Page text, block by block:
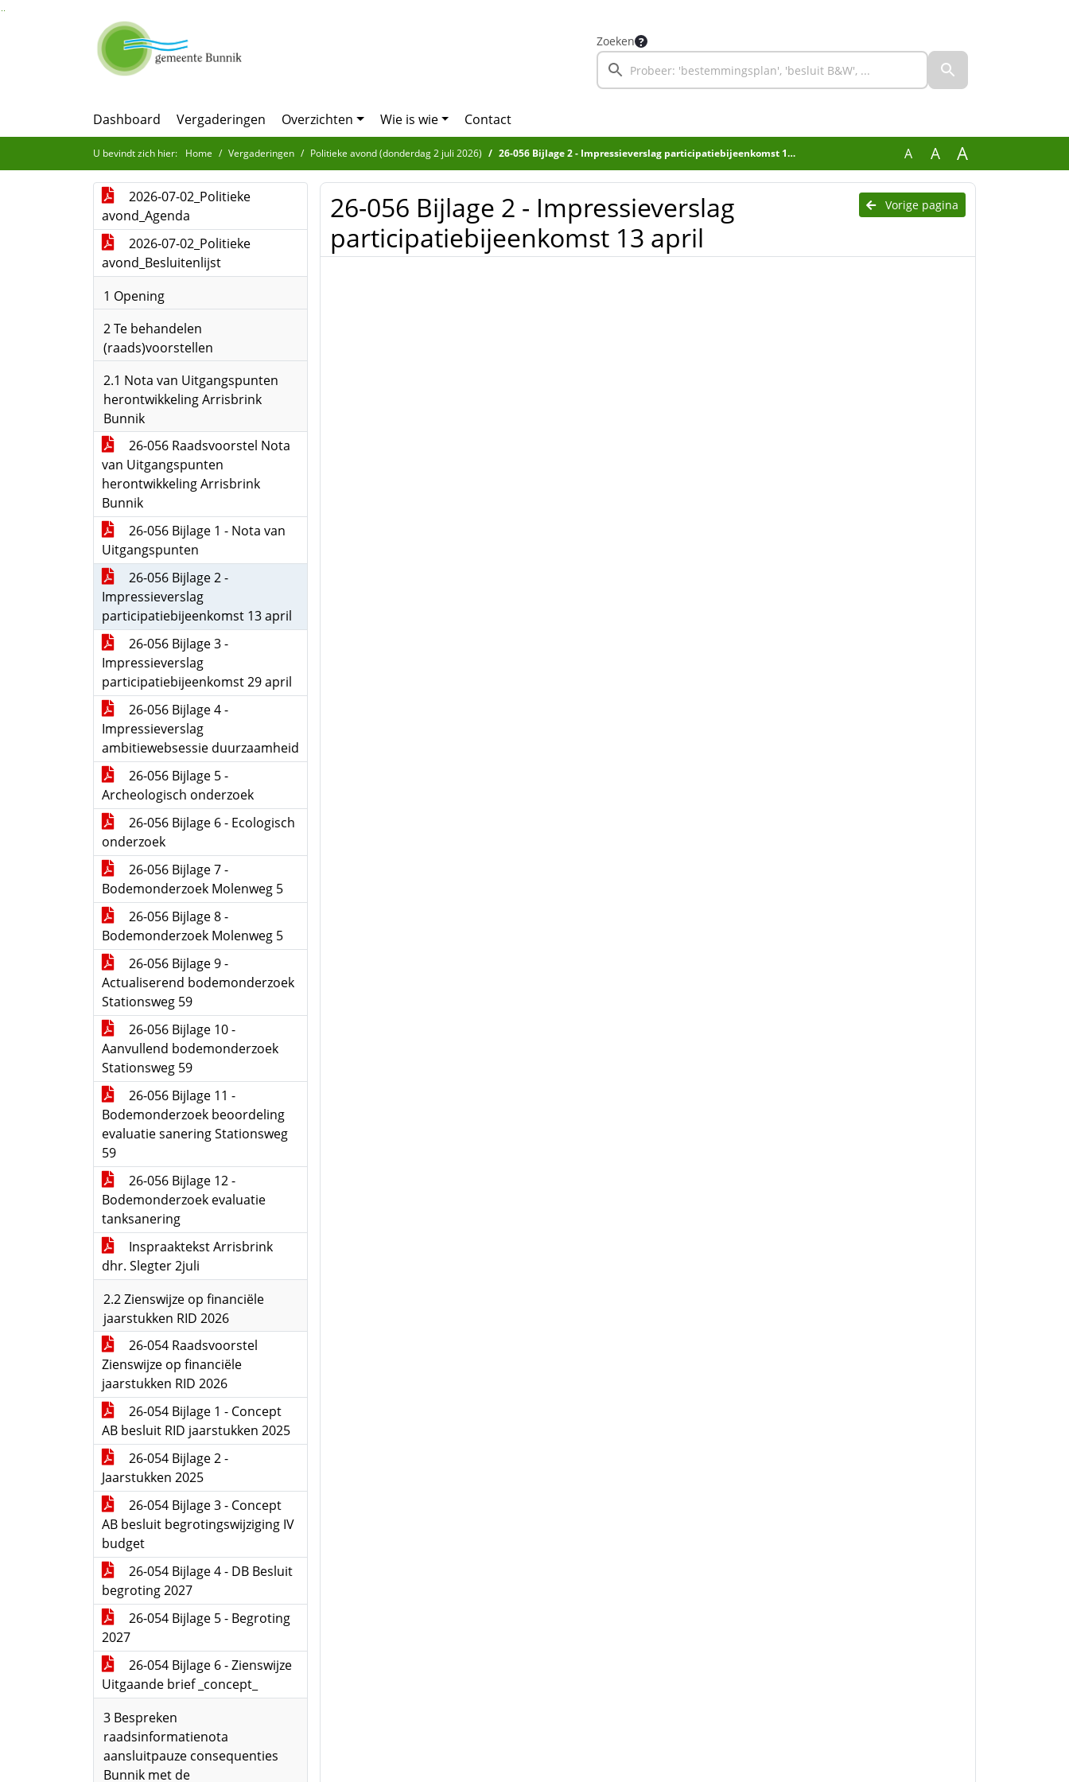
Ga naar de inhoud van deze pagina
Ga naar het zoeken
Ga naar het menu
Zoeken
Dashboard Vergaderingen Overzichten Wie is wie Contact
U bevindt zich hier: Home Vergaderingen Politieke avond (donderdag 2 juli 2026) 26-056 Bijlage 2 - Impressieverslag participatiebijeenkomst 13 april A A A
2026-07-02_Politieke
avond_Agenda
2026-07-02_Politieke
avond_Besluitenlijst
1 Opening
2 Te behandelen
(raads)voorstellen
2.1 Nota van Uitgangspunten
herontwikkeling Arrisbrink
Bunnik
26-056 Raadsvoorstel Nota
van Uitgangspunten
herontwikkeling Arrisbrink
Bunnik
26-056 Bijlage 1 - Nota van
Uitgangspunten
26-056 Bijlage 2 -
Impressieverslag
participatiebijeenkomst 13 april
26-056 Bijlage 3 -
Impressieverslag
participatiebijeenkomst 29 april
26-056 Bijlage 4 -
Impressieverslag
ambitiewebsessie duurzaamheid
26-056 Bijlage 5 -
Archeologisch onderzoek
26-056 Bijlage 6 - Ecologisch
onderzoek
26-056 Bijlage 7 -
Bodemonderzoek Molenweg 5
26-056 Bijlage 8 -
Bodemonderzoek Molenweg 5
26-056 Bijlage 9 -
Actualiserend bodemonderzoek
Stationsweg 59
26-056 Bijlage 10 -
Aanvullend bodemonderzoek
Stationsweg 59
26-056 Bijlage 11 -
Bodemonderzoek beoordeling
evaluatie sanering Stationsweg
59
26-056 Bijlage 12 -
Bodemonderzoek evaluatie
tanksanering
Inspraaktekst Arrisbrink
dhr. Slegter 2juli
2.2 Zienswijze op financiële
jaarstukken RID 2026
26-054 Raadsvoorstel
Zienswijze op financiële
jaarstukken RID 2026
26-054 Bijlage 1 - Concept
AB besluit RID jaarstukken 2025
26-054 Bijlage 2 -
Jaarstukken 2025
26-054 Bijlage 3 - Concept
AB besluit begrotingswijziging IV
budget
26-054 Bijlage 4 - DB Besluit
begroting 2027
26-054 Bijlage 5 - Begroting
2027
26-054 Bijlage 6 - Zienswijze
Uitgaande brief _concept_
3 Bespreken
raadsinformatienota
aansluitpauze consequenties
Bunnik met de
Vorige pagina
26-056 Bijlage 2 - Impressieverslag
participatiebijeenkomst 13 april